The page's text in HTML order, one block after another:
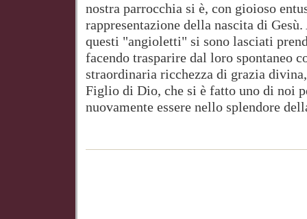
nostra parrocchia si è, con gioioso
rappresentazione della nascita di
questi "angioletti" si sono lasciati
facendo trasparire dal loro spontaneo
straordinaria ricchezza di grazia
Figlio di Dio, che si è fatto uno di noi
nuovamente essere nello splendore